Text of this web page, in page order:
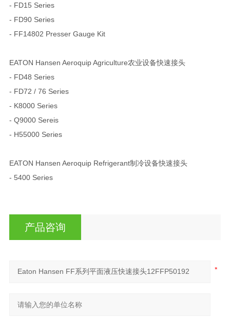
- FD15 Series
- FD90 Series
- FF14802 Presser Gauge Kit
EATON Hansen Aeroquip Agriculture农业设备快速接头
- FD48 Series
- FD72 / 76 Series
- K8000 Series
- Q9000 Sereis
- H55000 Series
EATON Hansen Aeroquip Refrigerant制冷设备快速接头
- 5400 Series
产品咨询